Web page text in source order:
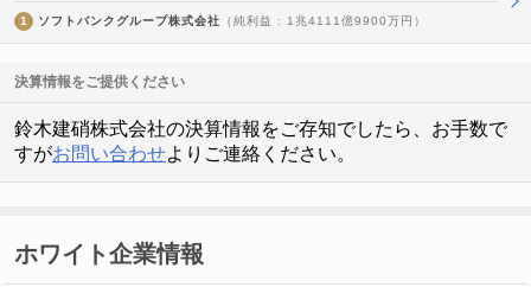
1 ソフトバンクグループ株式会社 （純利益 : 1兆4111億9900万円）
決算情報をご提供ください
鈴木建硝株式会社の決算情報をご存知でしたら、お手数で
すがお問い合わせよりご連絡ください。
ホワイト企業情報